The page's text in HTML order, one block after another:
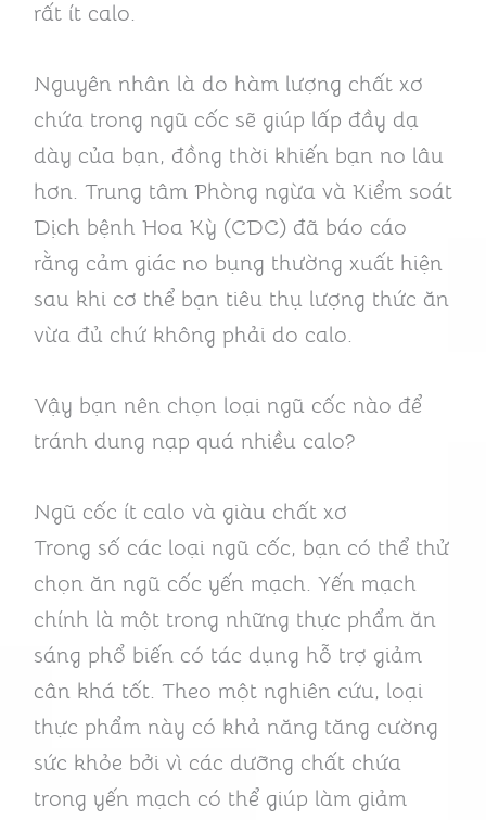
rất ít calo.
Nguyên nhân là do hàm lượng chất xơ
chứa trong ngũ cốc sẽ giúp lấp đầy dạ
dày của bạn, đồng thời khiến bạn no lâu
hơn. Trung tâm Phòng ngừa và Kiểm soát
Dịch bệnh Hoa Kỳ (CDC) đã báo cáo
rằng cảm giác no bụng thường xuất hiện
sau khi cơ thể bạn tiêu thụ lượng thức ăn
vừa đủ chứ không phải do calo.
Vậy bạn nên chọn loại ngũ cốc nào để
tránh dung nạp quá nhiều calo?
Ngũ cốc ít calo và giàu chất xơ
Trong số các loại ngũ cốc, bạn có thể thử
chọn ăn ngũ cốc yến mạch. Yến mạch
chính là một trong những thực phẩm ăn
sáng phổ biến có tác dụng hỗ trợ giảm
cân khá tốt. Theo một nghiên cứu, loại
thực phẩm này có khả năng tăng cường
sức khỏe bởi vì các dưỡng chất chứa
trong yến mạch có thể giúp làm giảm